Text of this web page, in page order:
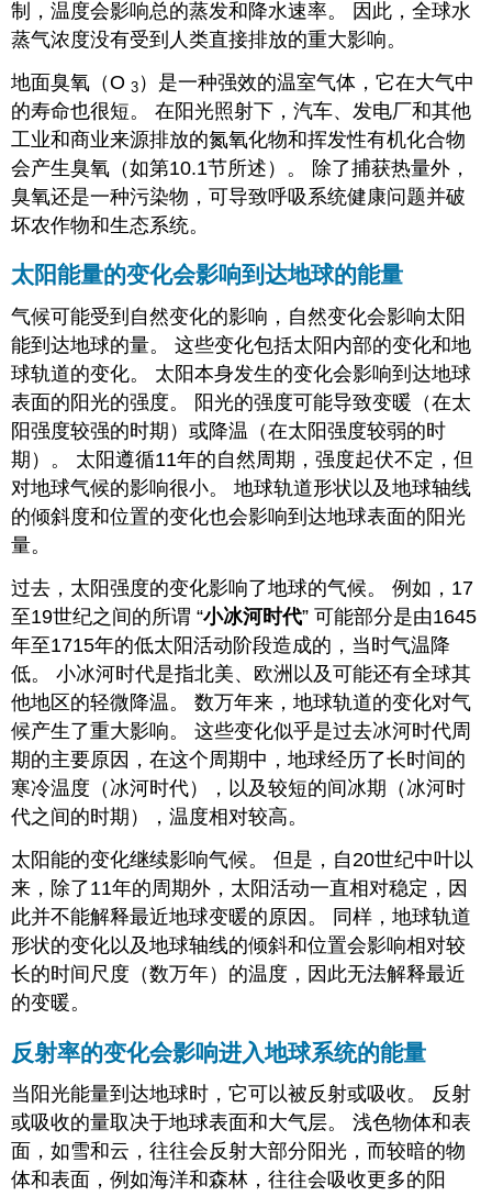
制，温度会影响总的蒸发和降水速率。
因此，全球水
蒸气浓度没有受到人类直接排放的重大影响。
地面臭氧（O3 ）是一种强效的温室气体，它在大气中
的寿命也很短。 在阳光照射下，汽车、发电厂和其他
工业和商业来源排放的氮氧化物和挥发性有机化合物
会产生臭氧（如第10.1节所述）。 除了捕获热量外，
臭氧还是一种污染物，可导致呼吸系统健康问题并破
坏农作物和生态系统。
太阳能量的变化会影响到达地球的能量
气候可能受到自然变化的影响，自然变化会影响太阳
能到达地球的量。 这些变化包括太阳内部的变化和地
球轨道的变化。 太阳本身发生的变化会影响到达地球
表面的阳光的强度。 阳光的强度可能导致变暖（在太
阳强度较强的时期）或降温（在太阳强度较弱的时
期）。 太阳遵循11年的自然周期，强度起伏不定，但
对地球气候的影响很小。地球轨道形状以及地球轴线
的倾斜度和位置的变化也会影响到达地球表面的阳光
量。
过去，太阳强度的变化影响了地球的气候。 例如，17
至19世纪之间的所谓 “小冰河时代” 可能部分是由1645
年至1715年的低太阳活动阶段造成的，当时气温降
低。 小冰河时代是指北美、欧洲以及可能还有全球其
他地区的轻微降温。 数万年来，地球轨道的变化对气
候产生了重大影响。 这些变化似乎是过去冰河时代周
期的主要原因，在这个周期中，地球经历了长时间的
寒冷温度（冰河时代），以及较短的间冰期（冰河时
代之间的时期），温度相对较高。
太阳能的变化继续影响气候。 但是，自20世纪中叶以
来，除了11年的周期外，太阳活动一直相对稳定，因
此并不能解释最近地球变暖的原因。 同样，地球轨道
形状的变化以及地球轴线的倾斜和位置会影响相对较
长的时间尺度（数万年）的温度，因此无法解释最近
的变暖。
反射率的变化会影响进入地球系统的能量
当阳光能量到达地球时，它可以被反射或吸收。 反射
或吸收的量取决于地球表面和大气层。 浅色物体和表
面，如雪和云，往往会反射大部分阳光，而较暗的物
体和表面，例如海洋和森林，往往会吸收更多的阳